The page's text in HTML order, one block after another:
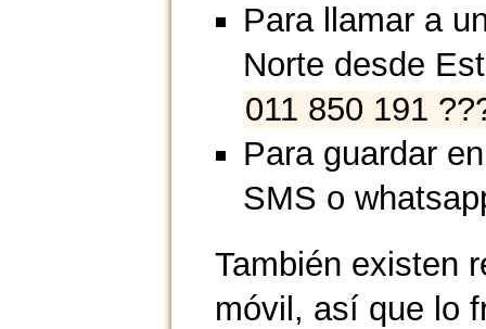
Para llamar a
Norte desde
011 850 191
Para guardar
SMS o
También existen
móvil, así que lo